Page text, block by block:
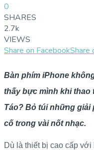
0
SHARES
2.7k
VIEWS
Share on FacebookShare
Bàn phím iPhone
thấy bực mình khi thao
Táo? Bỏ túi những giải
cố trong vài nốt nhạc.
Dù là thiết bị cao cấp